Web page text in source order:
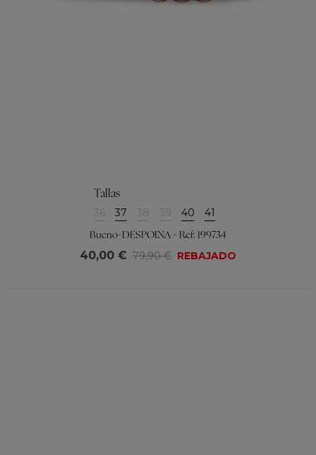
Tallas
36 37 38 39 40 41
Bueno-DESPOINA - Ref: 199734
40,00 € 79,90 € REBAJADO